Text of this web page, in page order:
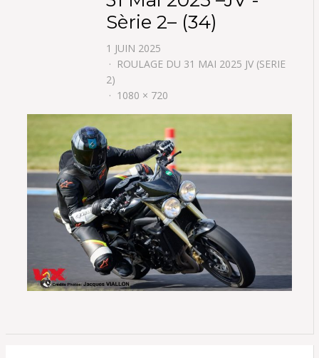
Sèrie 2– (34)
1 JUIN 2025
ROULAGE DU 31 MAI 2025 JV (SERIE
2)
1080 × 720